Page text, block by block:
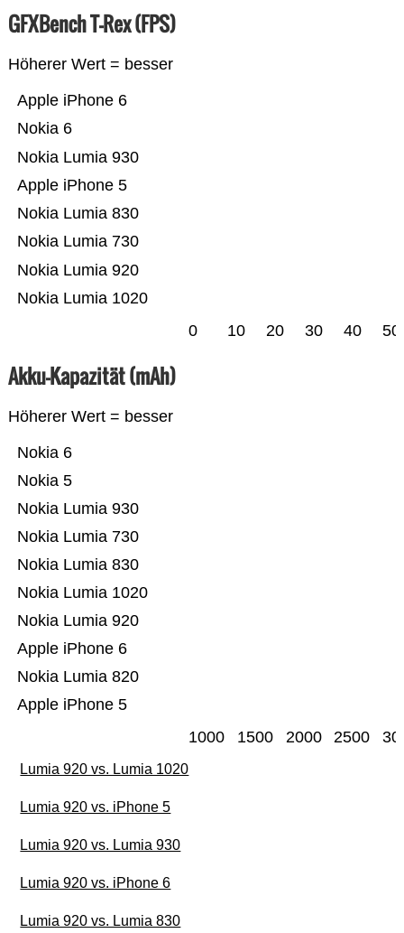
GFXBench T-Rex (FPS)
Höherer Wert = besser
Nokia Lumia 1020
Nokia Lumia 920
Nokia Lumia 730
Nokia Lumia 830
Apple iPhone 5
Nokia Lumia 930
Nokia 6
Apple iPhone 6
0 10 20 30 40 50
Akku-Kapazität (mAh)
Höherer Wert = besser
Apple iPhone 5
Nokia Lumia 820
Apple iPhone 6
Nokia Lumia 920
Nokia Lumia 1020
Nokia Lumia 830
Nokia Lumia 730
Nokia Lumia 930
Nokia 5
Nokia 6
1000 1500 2000 2500
Lumia 920 vs. Lumia 1020
Lumia 920 vs. iPhone 5
Lumia 920 vs. Lumia 930
Lumia 920 vs. iPhone 6
Lumia 920 vs. Lumia 830